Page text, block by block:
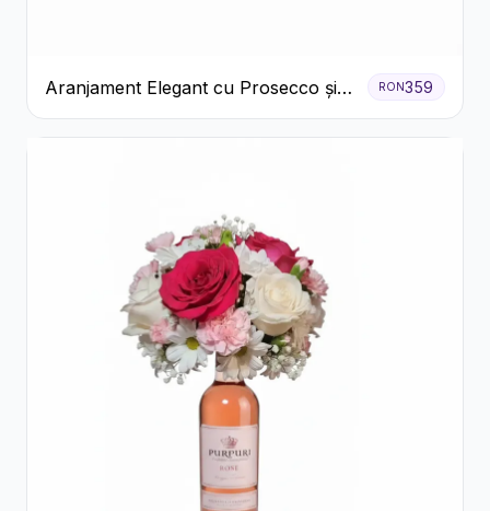
Aranjament Elegant cu Prosecco și
Flori Galbene.
RON359